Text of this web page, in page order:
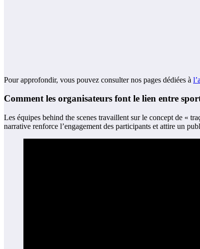
Pour approfondir, vous pouvez consulter nos pages dédiées à
Comment les organisateurs font le lien entre
Les équipes behind the scenes travaillent sur le concept de «
narrative renforce l’engagement des participants et attire un